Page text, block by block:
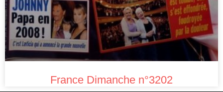
France Dimanche n°3202